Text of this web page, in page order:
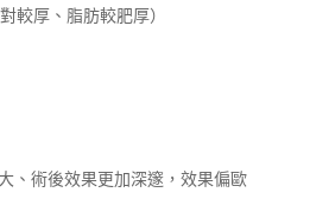
較厚、脂肪較肥厚）
、術後效果更加深邃，效果偏歐